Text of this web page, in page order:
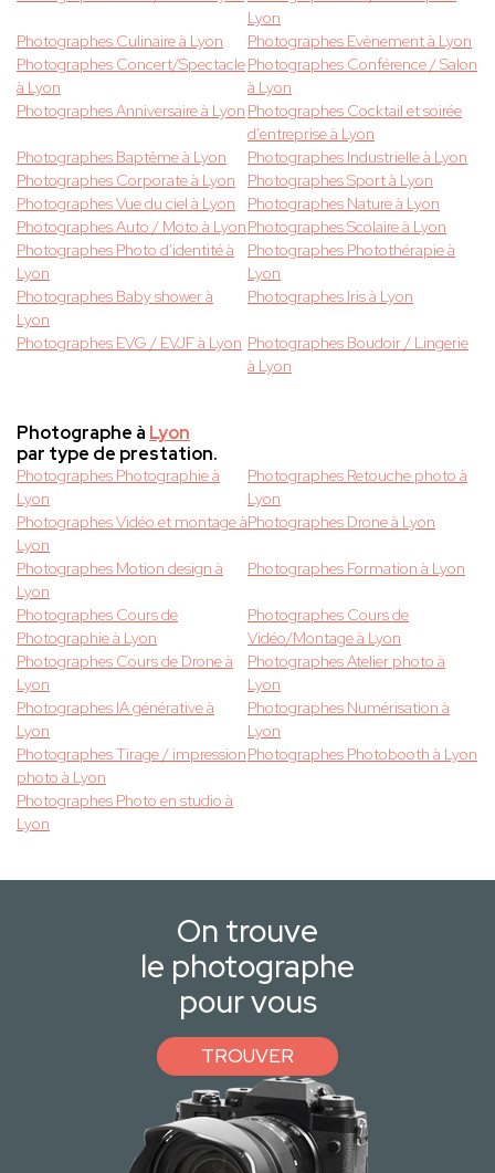
Lyon
Photographes Culinaire à Lyon
Photographes Evènement à Lyon
Photographes Concert/Spectacle
à Lyon
Photographes Conférence / Salon
à Lyon
Photographes Anniversaire à Lyon Photographes Cocktail et soirée
d'entreprise à Lyon
Photographes Baptême à Lyon
Photographes Industrielle à Lyon
Photographes Corporate à Lyon
Photographes Sport à Lyon
Photographes Vue du ciel à Lyon
Photographes Nature à Lyon
Photographes Auto / Moto à LyonPhotographes Scolaire à Lyon
Photographes Photo d'identité à
Lyon
Photographes Photothérapie à
Lyon
Photographes Baby shower à
Lyon
Photographes Iris à Lyon
Photographes EVG / EVJF à Lyon Photographes Boudoir / Lingerie
à Lyon
Photographe à Lyon
par type de prestation.
Photographes Photographie à
Lyon
Photographes Retouche photo à
Lyon
Photographes Vidéo et montage à
Lyon
Photographes Drone à Lyon
Photographes Motion design à
Lyon
Photographes Formation à Lyon
Photographes Cours de
Photographie à Lyon
Photographes Cours de
Vidéo/Montage à Lyon
Photographes Cours de Drone à
Lyon
Photographes Atelier photo à
Lyon
Photographes IA générative à
Lyon
Photographes Numérisation à
Lyon
Photographes Tirage / impression
photo à Lyon
Photographes Photobooth à Lyon
Photographes Photo en studio à
Lyon
On trouve
le photographe
pour vous
TROUVER